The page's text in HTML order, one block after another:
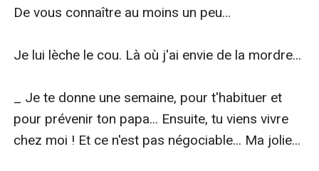
De vous connaître au moins un peu...
Je lui lèche le cou. Là où j'ai envie de la mordre...
_ Je te donne une semaine, pour t'habituer et
pour prévenir ton papa... Ensuite, tu viens vivre
chez moi ! Et ce n'est pas négociable... Ma jolie...